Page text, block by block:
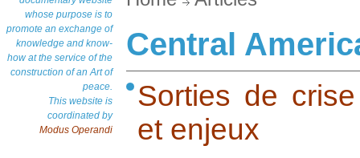
whose purpose is to
promote an exchange of
knowledge and know-
how at the service of the
construction of an Art of
peace.
This website is
coordinated by
Modus Operandi
Central
Sorties de
et enjeux